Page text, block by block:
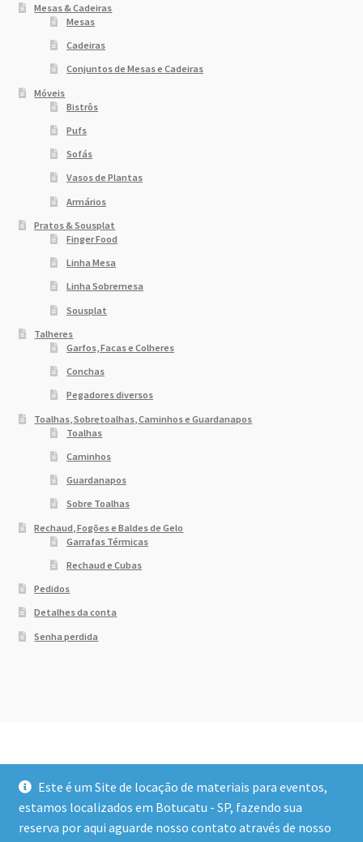
Este é um Site de locação de materiais para eventos,
estamos localizados em Botucatu - SP, fazendo sua
reserva por aqui aguarde nosso contato através de nosso
Mesas & Cadeiras
Mesas
Cadeiras
Conjuntos de Mesas e Cadeiras
Móveis
Bistrôs
Pufs
Sofás
Vasos de Plantas
Armários
Pratos & Sousplat
Finger Food
Linha Mesa
Linha Sobremesa
Sousplat
Talheres
Garfos, Facas e Colheres
Conchas
Pegadores diversos
Toalhas, Sobretoalhas, Caminhos e Guardanapos
Toalhas
Caminhos
Guardanapos
Sobre Toalhas
Rechaud, Fogões e Baldes de Gelo
Garrafas Térmicas
Rechaud e Cubas
Pedidos
Detalhes da conta
Senha perdida
© Dony Locações 2026